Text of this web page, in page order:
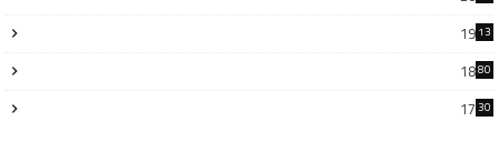
8
1913
7
1880
1730
4